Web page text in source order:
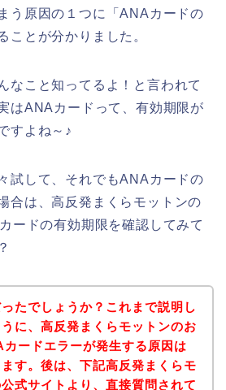
う原因の１つに「ANAカードの
ことが分かりました。
なこと知ってるよ！と言われて
はANAカードって、有効期限が
すよね～♪
試して、それでもANAカードの
合は、高反発まくらモットンの
ードの有効期限を確認してみて
たでしょうか？これまで説明し
に、高反発まくらモットンのお
カードエラーが発生する原因は
す。後は、下記高反発まくらモ
式サイトより、直接質問されて